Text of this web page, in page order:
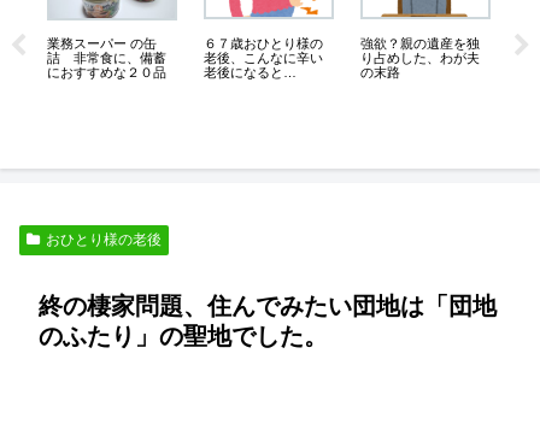
業務スーパー の缶
詰 非常食に、備蓄
におすすめな２０品
６７歳おひとり様の
老後、こんなに辛い
老後になると
強欲？親の遺産を独
り占めした、わが夫
の末路
おひとり様の老後
終の棲家問題、住んでみたい団地は「団地
のふたり」の聖地でした。